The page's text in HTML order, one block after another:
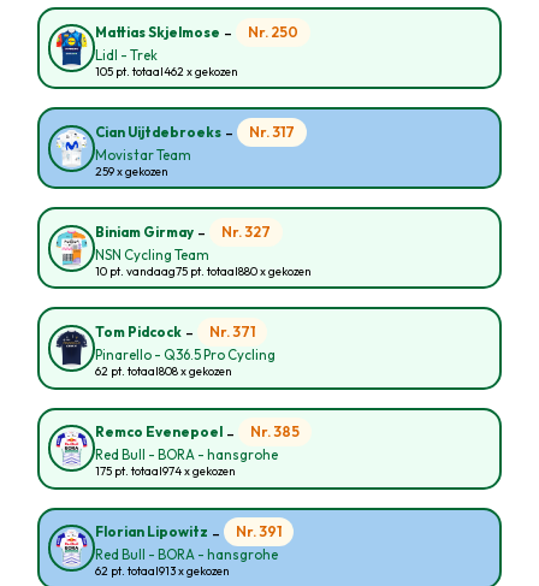
Mattias Skjelmose - Nr. 250
Lidl - Trek
105 pt. totaal462 x gekozen
Cian Uijtdebroeks - Nr. 317
Movistar Team
259 x gekozen
Biniam Girmay - Nr. 327
NSN Cycling Team
10 pt. vandaag75 pt. totaal880 x gekozen
Tom Pidcock - Nr. 371
Pinarello - Q36.5 Pro Cycling
62 pt. totaal808 x gekozen
Remco Evenepoel - Nr. 385
Red Bull - BORA - hansgrohe
175 pt. totaal974 x gekozen
Florian Lipowitz - Nr. 391
Red Bull - BORA - hansgrohe
62 pt. totaal913 x gekozen